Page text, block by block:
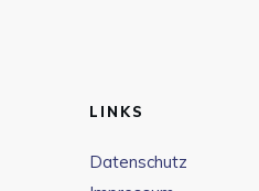
LINKS
Datenschutz